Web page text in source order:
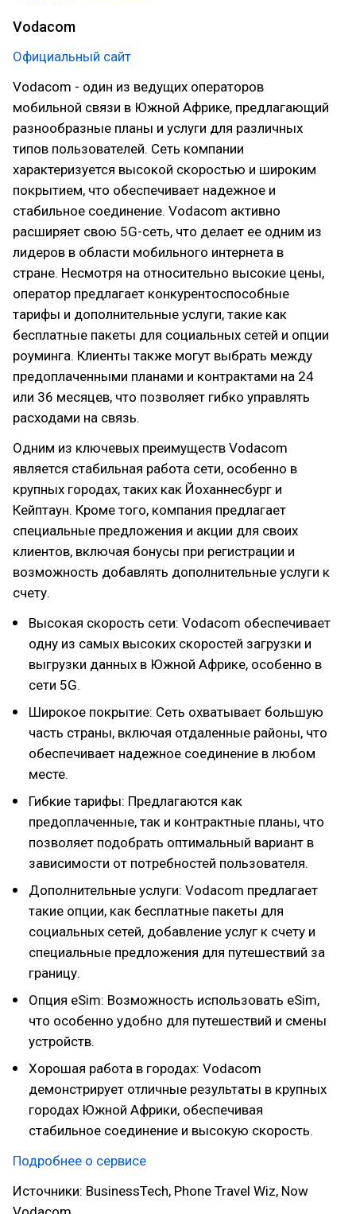
Vodacom
Официальный сайт
Vodacom - один из ведущих операторов
мобильной связи в Южной Африке, предлагающий
разнообразные планы и услуги для различных
типов пользователей. Сеть компании
характеризуется высокой скоростью и широким
покрытием, что обеспечивает надежное и
стабильное соединение. Vodacom активно
расширяет свою 5G-сеть, что делает ее одним из
лидеров в области мобильного интернета в
стране. Несмотря на относительно высокие цены,
оператор предлагает конкурентоспособные
тарифы и дополнительные услуги, такие как
бесплатные пакеты для социальных сетей и опции
роуминга. Клиенты также могут выбрать между
предоплаченными планами и контрактами на 24
или 36 месяцев, что позволяет гибко управлять
расходами на связь.
Одним из ключевых преимуществ Vodacom
является стабильная работа сети, особенно в
крупных городах, таких как Йоханнесбург и
Кейптаун. Кроме того, компания предлагает
специальные предложения и акции для своих
клиентов, включая бонусы при регистрации и
возможность добавлять дополнительные услуги к
счету.
Высокая скорость сети: Vodacom обеспечивает
одну из самых высоких скоростей загрузки и
выгрузки данных в Южной Африке, особенно в
сети 5G.
Широкое покрытие: Сеть охватывает большую
часть страны, включая отдаленные районы, что
обеспечивает надежное соединение в любом
месте.
Гибкие тарифы: Предлагаются как
предоплаченные, так и контрактные планы, что
позволяет подобрать оптимальный вариант в
зависимости от потребностей пользователя.
Дополнительные услуги: Vodacom предлагает
такие опции, как бесплатные пакеты для
социальных сетей, добавление услуг к счету и
специальные предложения для путешествий за
границу.
Опция eSim: Возможность использовать eSim,
что особенно удобно для путешествий и смены
устройств.
Хорошая работа в городах: Vodacom
демонстрирует отличные результаты в крупных
городах Южной Африки, обеспечивая
стабильное соединение и высокую скорость.
Подробнее о сервисе
Источники: BusinessTech, Phone Travel Wiz, Now